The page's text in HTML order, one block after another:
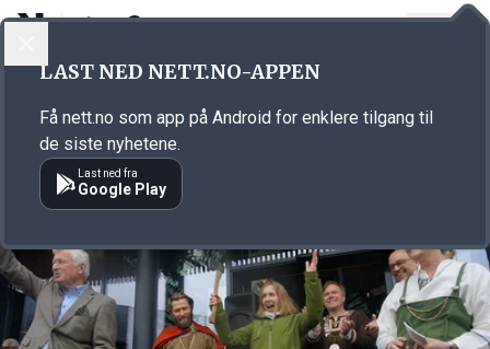
Annonsørinnhold
LAST NED NETT.NO-APPEN
Få nett.no som app på Android for enklere tilgang til
de siste nyhetene.
Last ned fra
Google Play